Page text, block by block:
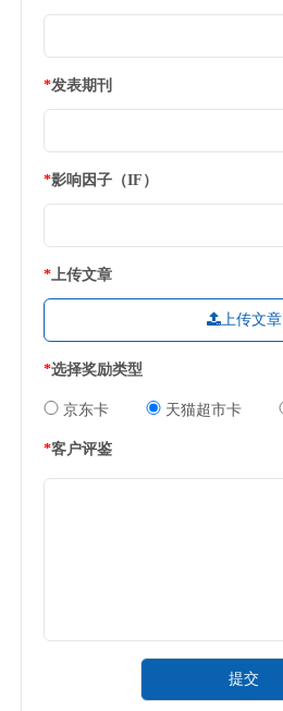
*发表期刊
*影响因子（IF）
* 上传文章
上传文章
*选择奖励类型
京东卡 天猫超市卡
*客户评鉴
提交